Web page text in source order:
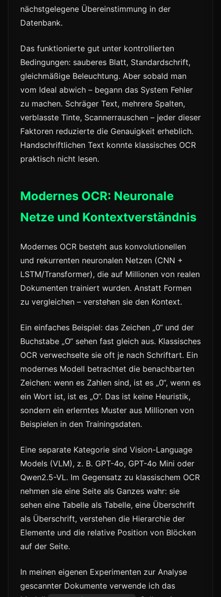
nächstgelegene Übereinstimmung in der
Datenbank.
Das funktionierte gut unter kontrollierten
Bedingungen: sauberes Blatt, Standardschrift,
gleichmäßige Beleuchtung. Aber sobald man
vom Ideal abwich – begann das System Fehler
zu machen. Schräger Text, mehrere Spalten,
verblasste Tinte, Scannerrauschen – jeder dieser
Faktoren reduzierte die Genauigkeit erheblich.
Handschriftlichen Text konnte klassisches OCR
praktisch nicht lesen.
Modernes OCR: Neuronale
Netze und Kontextverständnis
Modernes OCR besteht aus konvolutionellen
und rekurrenten neuronalen Netzen (CNN +
LSTM/Transformer), die auf Millionen von realen
Dokumenten trainiert wurden. Anstatt Formen
zu vergleichen – verstehen sie den Kontext.
Ein einfaches Beispiel: das Zeichen „0“ und der
Buchstabe „O“ sehen fast gleich aus. Klassisches
OCR verwechselte sie oft je nach Schriftart. Ein
modernes Modell betrachtet die benachbarten
Zeichen: wenn es Zahlen sind, ist es „0“, wenn es
ein Wort ist, ist es „O“. Das ist keine Heuristik,
sondern ein erlerntes Muster aus Millionen von
Beispielen in den Trainingsdaten.
Eine separate Kategorie sind Vision-Language
Models (VLM), z. B. GPT-4o, GPT-4o Mini oder
Qwen2.5-VL. Im Gegensatz zu klassischem OCR
nehmen sie eine Seite als Ganzes wahr: sie
sehen eine Tabelle als Tabelle, eine Überschrift
als Überschrift, verstehen die Hierarchie der
Elemente und die relative Position von Blöcken
auf der Seite.
In meinen eigenen Experimenten zur Analyse
gescannter Dokumente verwende ich das